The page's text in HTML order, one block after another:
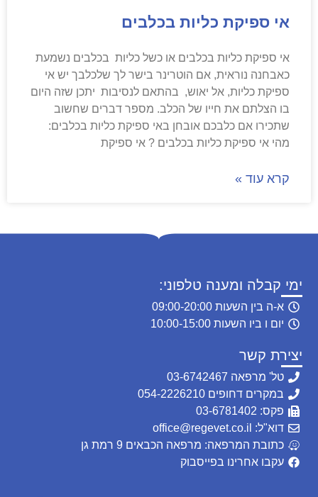
אי ספיקת כליות בכלבים
אי ספיקת כליות בכלבים או כשל כליות בכלבים נשמעת
כאבחנה נוראית, אם הוטרינר בישר לך שלכלבך יש אי
ספיקת כליות, אל יאוש, בהתאם לנסיבות יתכן שזה היום
בו הצלתם את חייו של הכלב. מספר דברים שחשוב
שתכירו אם כלבכם אובחן באי ספיקת כליות בכלבים:
מהי אי ספיקת כליות בכלבים ? אי ספיקת
קרא עוד »
יצירת קשר
טל' מרפאה 03-6742467
במקרים דחופים 054-2226210
פקס: 03-6781402
דוא"ל: office@regevet.co.il
כתובת המרפאה: מרפאה הכבאים 9 רמת גן
עקבו אחרינו בפייסבוק
ימי קבלה ומענה טלפוני:
א-ה בין השעות 09:00-20:00
יום ו ביו השעות 10:00-15:00